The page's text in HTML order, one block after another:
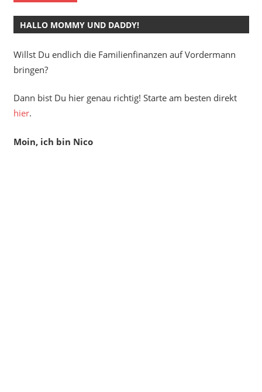
HALLO MOMMY UND DADDY!
Willst Du endlich die Familienfinanzen auf Vordermann
bringen?
Dann bist Du hier genau richtig! Starte am besten direkt
hier.
Moin, ich bin Nico